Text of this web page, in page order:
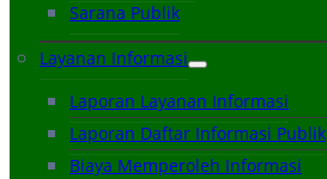
Sarana Publik
Layanan Informasi
Laporan Layanan Informasi
Laporan Daftar Informasi Publik
Biaya Memperoleh Informasi